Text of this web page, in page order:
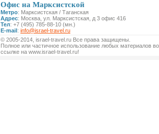
Офис на Марксистской
Метро: Марксистская / Таганская
Адрес: Москва, ул. Марксистская, д 3 офис 416
Тел: +7 (495) 785-88-10 (мн.)
E-mail: info@israel-travel.ru
© 2005-2014, israel-travel.ru Все права защищены.
Полное или частичное использование любых материалов
ссылке на www.israel-travel.ru!